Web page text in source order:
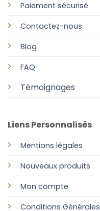
Paiement sécurisé
Contactez-nous
Blog
FAQ
Témoignages
Liens Personnalisés
Mentions légales
Nouveaux produits
Mon compte
Conditions Générales